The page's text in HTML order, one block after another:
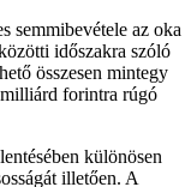
semmibevétele az oka
időszakra szóló
összesen mintegy
forintra rúgó
különösen
illetően. A